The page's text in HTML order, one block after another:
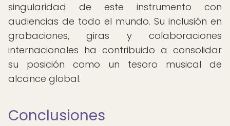
singularidad de este instrumento con
audiencias de todo el mundo. Su inclusión en
grabaciones, giras y colaboraciones
internacionales ha contribuido a consolidar
su posición como un tesoro musical de
alcance global.
Conclusiones